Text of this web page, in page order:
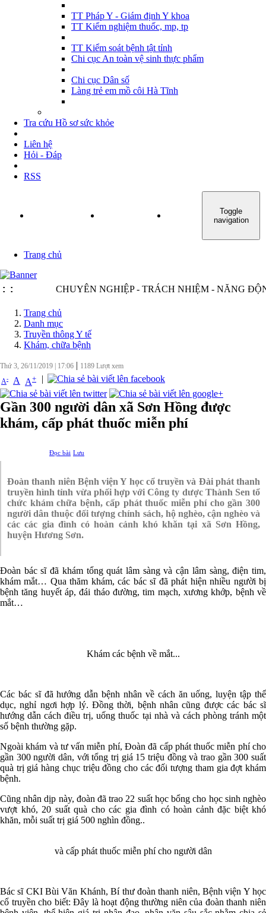
TT Pháp Y - Giám định Y khoa
TT Kiểm nghiệm thuốc, mp, tp
TT Kiểm soát bệnh tật tỉnh
Chi cục An toàn vệ sinh thực phẩm
Chi cục Dân số
Làng trẻ em mồ côi Hà Tĩnh
Tra cứu Hồ sơ sức khỏe
Liên hệ
Hỏi - Đáp
RSS
TIN TỨC - SỰ KIỆN
Toggle
navigation
Trang chủ
: : CHUYÊN NGHIỆP - TRÁCH NHIỆM - NĂNG
Trang chủ
Danh mục
Truyền thông Y tế
Khám, chữa bệnh
Thứ 3, 26/11/2019 17:06 | 1189 Lượt xem
A- A A+ |
Gần 300 người dân xã Sơn Hồng được
khám, cấp phát thuốc miễn phí
Đọc bài Lưu
Đoàn thanh niên Bệnh viện Y học cổ truyền và Đài phát thanh
truyền hình tỉnh vừa phối hợp với Công ty dược Thành Sen tổ
chức khám chữa bệnh, cấp phát thuốc miễn phí cho gần 300
người dân thuộc đối tượng chính sách, hộ nghèo, cận nghèo và
các các gia đình có hoàn cảnh khó khăn tại xã Sơn Hồng,
huyện Hương Sơn.
Đoàn bác sĩ đã khám tổng quát lâm sàng và cận lâm sàng, điện tim,
khám mắt… Qua thăm khám, các bác sĩ đã phát hiện nhiều người bị
bệnh tăng huyết áp, đái tháo đường, tim mạch, xương khớp, bệnh về
mắt…
Khám các bệnh về mắt...
Các bác sĩ đã hướng dẫn bệnh nhân về cách ăn uống, luyện tập thể
dục, nghỉ ngơi hợp lý. Đồng thời, bệnh nhân cũng được các bác sĩ
hướng dẫn cách điều trị, uống thuốc tại nhà và cách phòng tránh một
số bệnh thường gặp.
Ngoài khám và tư vấn miễn phí, Đoàn đã cấp phát thuốc miễn phí cho
gần 300 người dân, với tổng trị giá 15 triệu đồng và trao gần 300 suất
quà trị giá hàng chục triệu đồng cho các đối tượng tham gia đợt khám
bệnh.
Cũng nhân dịp này, đoàn đã trao 22 suất học bổng cho học sinh nghèo
vượt khó, 20 suất quà cho các gia đình có hoàn cảnh đặc biệt khó
khăn, mỗi suất trị giá 500 nghìn đồng..
và cấp phát thuốc miễn phí cho người dân
Bác sĩ CKI Bùi Văn Khánh, Bí thư đoàn thanh niên, Bệnh viện Y học
cổ truyền cho biết: Đây là hoạt động thường niên của đoàn thanh niên